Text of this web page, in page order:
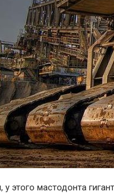
у этого мастодонта